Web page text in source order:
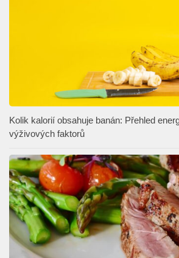
Kolik kalorií obsahuje banán: Přehled
výživových faktorů